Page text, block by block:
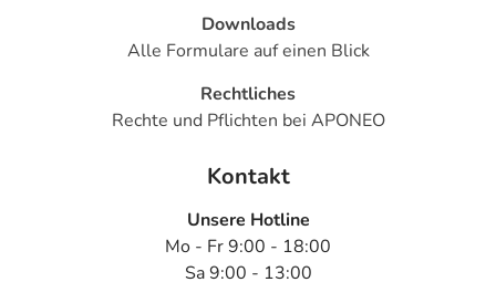
Downloads
Alle Formulare auf einen Blick
Rechtliches
Rechte und Pflichten bei APONEO
Kontakt
Unsere Hotline
Mo - Fr 9:00 - 18:00
Sa 9:00 - 13:00